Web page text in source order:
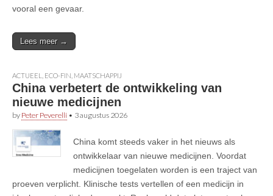
vooral een gevaar.
Lees meer →
ACTUEEL ECO-FIN MAATSCHAPPIJ
China verbetert de ontwikkeling van
nieuwe medicijnen
by Peter Peverelli • 3 augustus 2026
China komt steeds vaker in het nieuws als
ontwikkelaar van nieuwe medicijnen. Voordat
medicijnen toegelaten worden is een traject van
proeven verplicht. Klinische tests vertellen of een medicijn in